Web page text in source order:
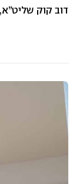
דוב קוק